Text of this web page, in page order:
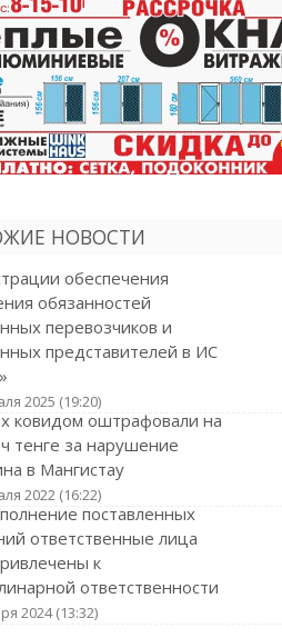
НОВОСТИ
обеспечения
обязанностей
перевозчиков и
представителей в ИС
2025 (19:20)
ковидом оштрафовали на
тенге за нарушение
в Мангистау
2022 (16:22)
поставленных
ответственные лица
к
ответственности
2024 (13:32)